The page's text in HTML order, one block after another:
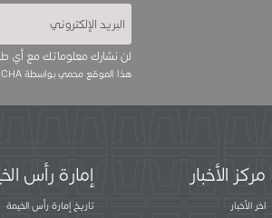
لن نشارك معلوماتك مع أي
هذا الموقع محمي بواسطة ReCAPTCHA.
مركز الأخبار
اخر الأخبار
إمارة رأس
تاريخ إمارة رأس الخيمة